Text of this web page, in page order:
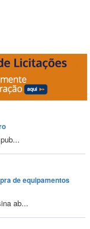
de equipamentos
ab...